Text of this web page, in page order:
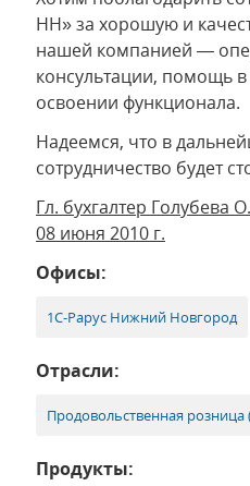
НН» за хорошую и
нашей компанией —
консультации, помощь
освоении функционала.
Надеемся, что в
сотрудничество будет
Гл. бухгалтер Голубева
08 июня 2010 г.
Офисы:
1С-Рарус Нижний Новгород
Отрасли:
Продовольственная розница
Продукты: